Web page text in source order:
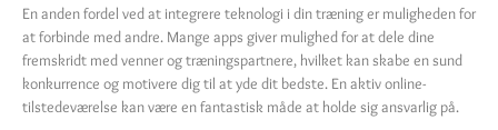
En anden fordel ved at integrere teknologi i din træning er muligheden for
at forbinde med andre. Mange apps giver mulighed for at dele dine
fremskridt med venner og træningspartnere, hvilket kan skabe en sund
konkurrence og motivere dig til at yde dit bedste. En aktiv online-
tilstedeværelse kan være en fantastisk måde at holde sig ansvarlig på.